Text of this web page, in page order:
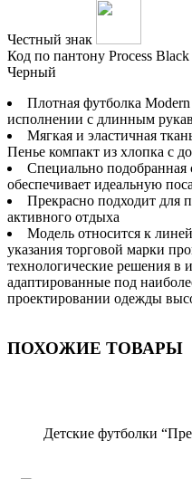
Честный знак
Код по пантону Process Black
Черный
Плотная футболка Modern
исполнении с длинным
Мягкая и эластичная
Пенье компакт из хлопка с
Специально подобранная
обеспечивает идеальную
Прекрасно подходит для
активного отдыха
Модель относится к
указания торговой марки
технологические решения в
адаптированные под
проектировании одежды
ПОХОЖИЕ ТОВАРЫ
Детские футболки